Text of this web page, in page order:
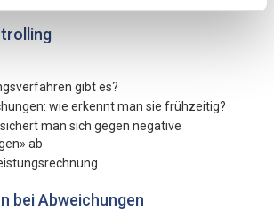
gibt es?
wie erkennt man sie frühzeitig?
man sich gegen negative
ab
bei Abweichungen